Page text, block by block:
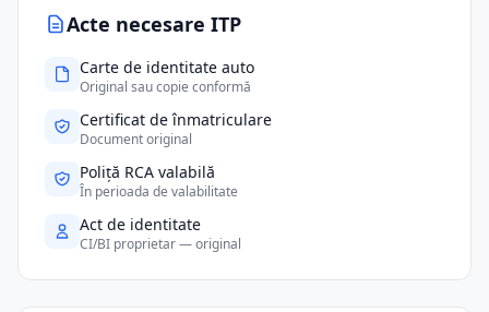
Acte necesare ITP
Carte de identitate auto
Original sau copie conformă
Certificat de înmatriculare
Document original
Poliță RCA valabilă
În perioada de valabilitate
Act de identitate
CI/BI proprietar — original